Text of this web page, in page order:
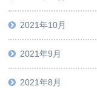
2021年10月
2021年9月
2021年8月